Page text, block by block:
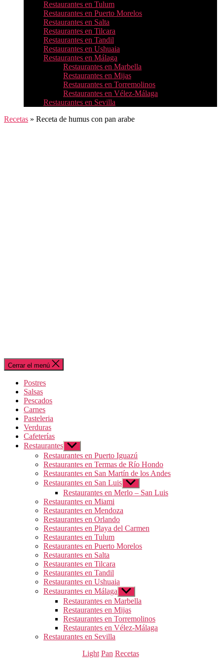
Restaurantes en Tulum
Restaurantes en Puerto Morelos
Restaurantes en Salta
Restaurantes en Tilcara
Restaurantes en Tandil
Restaurantes en Ushuaia
Restaurantes en Málaga
Restaurantes en Marbella
Restaurantes en Mijas
Restaurantes en Torremolinos
Restaurantes en Vélez-Málaga
Restaurantes en Sevilla
Recetas » Receta de humus con pan arabe
Cerrar el menú
Postres
Salsas
Pescados
Carnes
Pasteleria
Verduras
Cafeterías
Restaurantes Mostrar
el
submenú
Restaurantes en Puerto Iguazú
Restaurantes en Termas de Río Hondo
Restaurantes en San Martín de los Andes
Restaurantes en San Luis Mostrar
el
submenú
Restaurantes en Merlo – San Luis
Restaurantes en Miami
Restaurantes en Mendoza
Restaurantes en Orlando
Restaurantes en Playa del Carmen
Restaurantes en Tulum
Restaurantes en Puerto Morelos
Restaurantes en Salta
Restaurantes en Tilcara
Restaurantes en Tandil
Restaurantes en Ushuaia
Restaurantes en Málaga Mostrar
el
submenú
Restaurantes en Marbella
Restaurantes en Mijas
Restaurantes en Torremolinos
Restaurantes en Vélez-Málaga
Restaurantes en Sevilla
Categorías
Light Pan Recetas